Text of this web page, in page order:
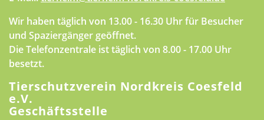
Wir haben täglich von 13.00 - 16.30 Uhr für Besucher
und Spaziergänger geöffnet.
Die Telefonzentrale ist täglich von 8.00 - 17.00 Uhr
besetzt.
Tierschutzverein Nordkreis Coesfeld
e.V.
Geschäftsstelle